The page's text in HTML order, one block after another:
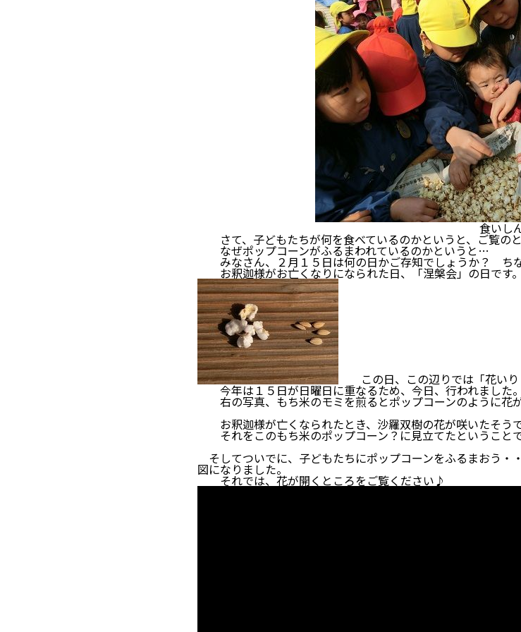
食いしん坊～！ ばん
さて、子どもたちが何を食べているのかというと、ご覧のと
なぜポップコーンがふるまわれているのかというと…
みなさん、２月１５日は何の日かご存知でしょうか？ ち
お釈迦様がお亡くなりになられた日、「涅槃会」の日です。
この日、この辺りでは「花いり
今年は１５日が日曜日に重なるため、今日、行われました。
右の写真、もち米のモミを煎るとポップコーンのように花が
お釈迦様が亡くなられたとき、沙羅双樹の花が咲いたそうで
それをこのもち米のポップコーン？に見立てたということで
そしてついでに、子どもたちにポップコーンをふるまおう
図になりました。
それでは、花が開くところをご覧ください♪